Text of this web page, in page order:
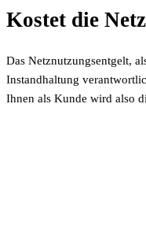
Kostet die
Das Netznutzungsentgelt,
Instandhaltung
Ihnen als Kunde wird also